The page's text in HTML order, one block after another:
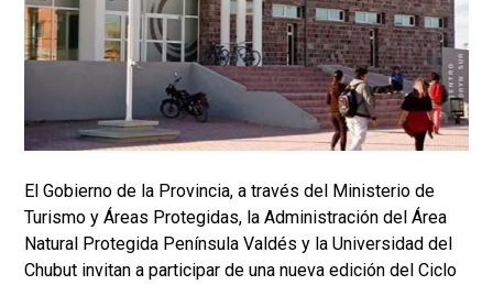
El Gobierno de la Provincia, a través del Ministerio de
Turismo y Áreas Protegidas, la Administración del Área
Natural Protegida Península Valdés y la Universidad del
Chubut invitan a participar de una nueva edición del Ciclo